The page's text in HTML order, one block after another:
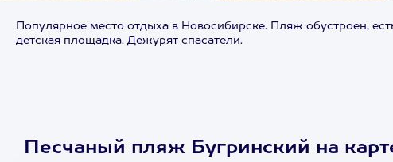
Популярное место отдыха в Новосибирске. Пляж обустроен,
детская площадка. Дежурят спасатели.
Песчаный пляж Бугринский на